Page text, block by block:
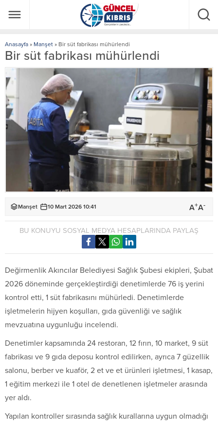
Anasayfa » Manşet » Bir süt fabrikası mühürlendi
Bir süt fabrikası mühürlendi
Manşet 10 Mart 2026 10:41 A+A-
BU KONUYU SOSYAL MEDYA HESAPLARINDA PAYLAŞ
Değirmenlik Akıncılar Belediyesi Sağlık Şubesi ekipleri, Şubat
2026 döneminde gerçekleştirdiği denetimlerde 76 iş yerini
kontrol etti, 1 süt fabrikasını mühürledi. Denetimlerde
işletmelerin hijyen koşulları, gıda güvenliği ve sağlık
mevzuatına uygunluğu incelendi.
Denetimler kapsamında 24 restoran, 12 fırın, 10 market, 9 süt
fabrikası ve 9 gıda deposu kontrol edilirken, ayrıca 7 güzellik
salonu, berber ve kuaför, 2 et ve et ürünleri işletmesi, 1 kasap,
1 eğitim merkezi ile 1 otel de denetlenen işletmeler arasında
yer aldı.
Yapılan kontroller sırasında sağlık kurallarına uygun olmadığı